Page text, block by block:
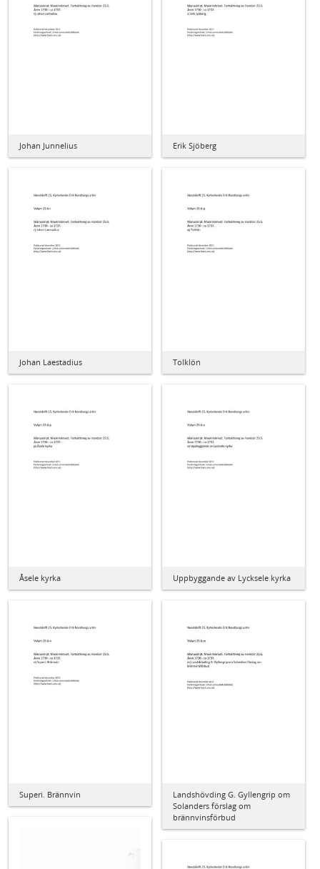
Johan Junnelius Erik Sjöberg
Johan Laestadius Tolklön
Åsele kyrka Uppbyggande av Lycksele kyrka
Superi. Brännvin
Landshövding G. Gyllengrip om
Solanders förslag om
brännvinsförbud